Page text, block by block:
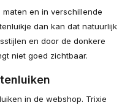
en in verschillende
dan kan dat natuurlijk
en door de donkere
niet goed zichtbaar.
in de webshop. Trixie